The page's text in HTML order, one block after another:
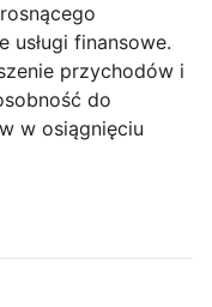
usługi finansowe.
przychodów i
do
w osiągnięciu